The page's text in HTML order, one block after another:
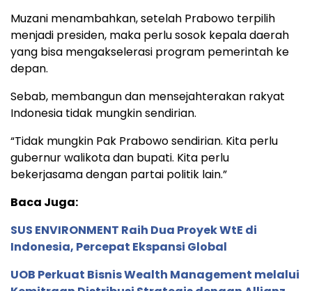
Muzani menambahkan, setelah Prabowo terpilih
menjadi presiden, maka perlu sosok kepala daerah
yang bisa mengakselerasi program pemerintah ke
depan.
Sebab, membangun dan mensejahterakan rakyat
Indonesia tidak mungkin sendirian.
“Tidak mungkin Pak Prabowo sendirian. Kita perlu
gubernur walikota dan bupati. Kita perlu
bekerjasama dengan partai politik lain.”
Baca Juga:
SUS ENVIRONMENT Raih Dua Proyek WtE di
Indonesia, Percepat Ekspansi Global
UOB Perkuat Bisnis Wealth Management melalui